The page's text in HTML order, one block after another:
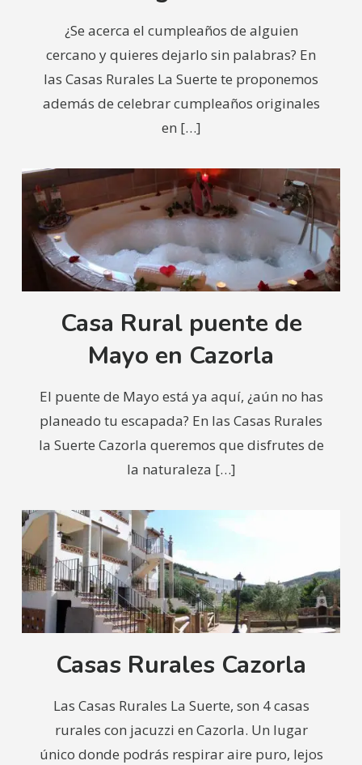
¿Se acerca el cumpleaños de alguien
cercano y quieres dejarlo sin palabras? En
las Casas Rurales La Suerte te proponemos
además de celebrar cumpleaños originales
en […]
Casa Rural puente de
Mayo en Cazorla
El puente de Mayo está ya aquí, ¿aún no has
planeado tu escapada? En las Casas Rurales
la Suerte Cazorla queremos que disfrutes de
la naturaleza […]
Casas Rurales Cazorla
Las Casas Rurales La Suerte, son 4 casas
rurales con jacuzzi en Cazorla. Un lugar
único donde podrás respirar aire puro, lejos